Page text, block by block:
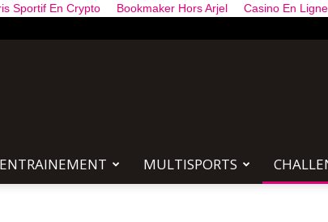
Sportif En Crypto Bookmaker Hors Arjel Casino En Ligne
ENTRAINEMENT MULTISPORTS